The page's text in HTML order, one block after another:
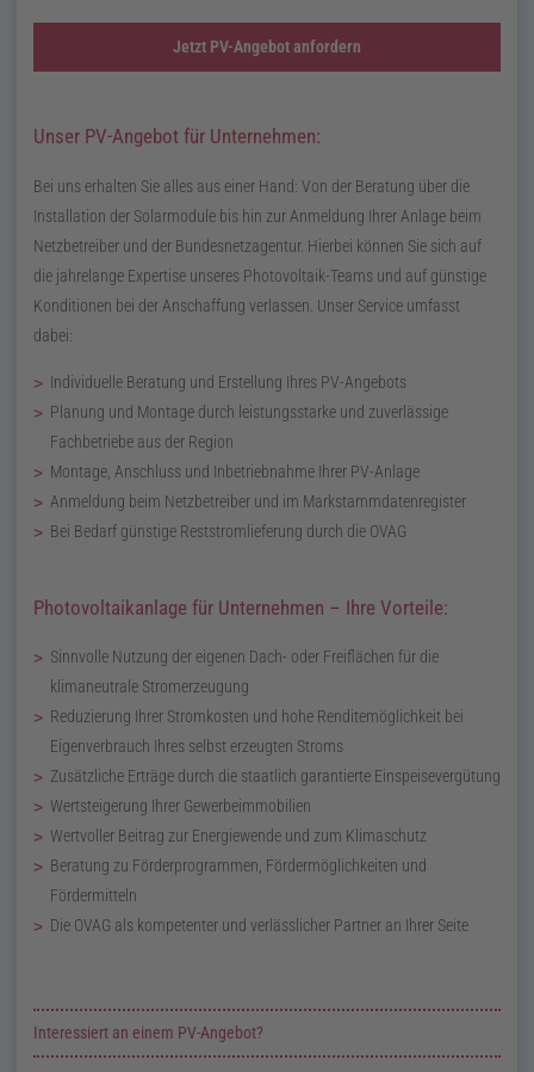
Jetzt PV-Angebot anfordern
Unser PV-Angebot für Unternehmen:
Bei uns erhalten Sie alles aus einer Hand: Von der Beratung über die
Installation der Solarmodule bis hin zur Anmeldung Ihrer Anlage beim
Netzbetreiber und der Bundesnetzagentur. Hierbei können Sie sich auf
die jahrelange Expertise unseres Photovoltaik-Teams und auf günstige
Konditionen bei der Anschaffung verlassen. Unser Service umfasst
dabei:
Individuelle Beratung und Erstellung Ihres PV-Angebots
Planung und Montage durch leistungsstarke und zuverlässige
Fachbetriebe aus der Region
Montage, Anschluss und Inbetriebnahme Ihrer PV-Anlage
Anmeldung beim Netzbetreiber und im Markstammdatenregister
Bei Bedarf günstige Reststromlieferung durch die OVAG
Photovoltaikanlage für Unternehmen – Ihre Vorteile:
Sinnvolle Nutzung der eigenen Dach- oder Freiflächen für die
klimaneutrale Stromerzeugung
Reduzierung Ihrer Stromkosten und hohe Renditemöglichkeit bei
Eigenverbrauch Ihres selbst erzeugten Stroms
Zusätzliche Erträge durch die staatlich garantierte Einspeisevergütung
Wertsteigerung Ihrer Gewerbeimmobilien
Wertvoller Beitrag zur Energiewende und zum Klimaschutz
Beratung zu Förderprogrammen, Fördermöglichkeiten und
Fördermitteln
Die OVAG als kompetenter und verlässlicher Partner an Ihrer Seite
Zusatzinformationen zur Seite Photovoltaik
Interessiert an einem PV-Angebot?